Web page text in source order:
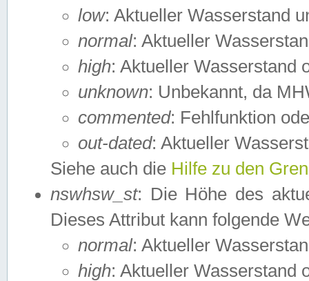
low: Aktueller Wasserstand
normal: Aktueller
high: Aktueller Wasserstand
unknown: Unbekannt, da
commented: Fehlfunktion
out-dated: Aktueller
Siehe auch die Hilfe zu den
nswhsw_st: Die Höhe des
Dieses Attribut kann folgende
normal: Aktueller
high: Aktueller Wasserstand